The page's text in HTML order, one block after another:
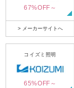
67%OFF～
> メーカーサイトへ
コイズミ照明
65%OFF～